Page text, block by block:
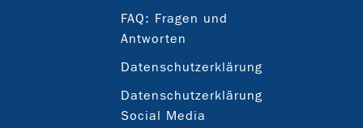
FAQ: Fragen und
Antworten
Datenschutzerklärung
Datenschutzerklärung
Social Media